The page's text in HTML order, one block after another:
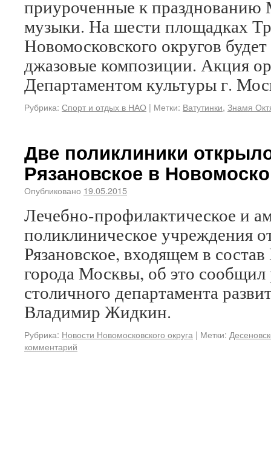
приуроченные к
музыки. На шести площадках
Новомосковского округов
джазовые композиции. Акция
Департаментом культуры г.
Рубрика: Спорт и отдых в НАО | Метки: Ватутинки, Знамя
Две поликлиники
Рязановское в
Опубликовано 19.05.2015
Лечебно-профилактическое и
поликлиническое учреждения
Рязановское, входящем в
города Москвы, об это сообщил
столичного департамента
Владимир Жидкин.
Рубрика: Новости Новомосковского округа | Метки:
комментарий